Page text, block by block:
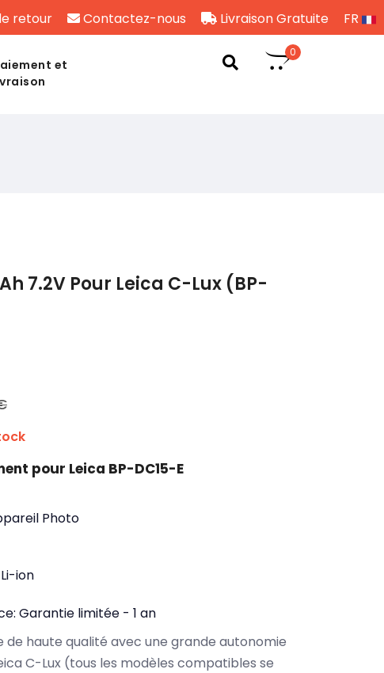
retour Contactez-nous Livraison Gratuite FR
et
0
7.2V Pour Leica C-Lux (BP-
pour Leica BP-DC15-E
Photo
Li-ion
Garantie limitée - 1 an
haute qualité avec une grande autonomie
C-Lux (tous les modèles compatibles se